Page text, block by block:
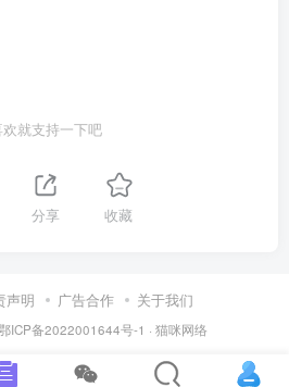
欢就支持一下吧
分享 收藏
声明 广告合作 关于我们
ICP备2022001644号-1 · 猫咪网络